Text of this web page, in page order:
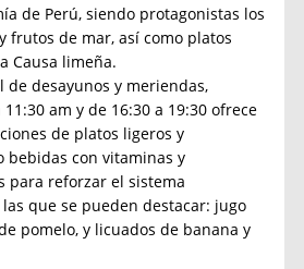
de Perú, siendo protagonistas los
frutos de mar, así como platos
Causa limeña.
de desayunos y meriendas,
am y de 16:30 a 19:30 ofrece
de platos ligeros y
bebidas con vitaminas y
para reforzar el sistema
que se pueden destacar: jugo
pomelo, y licuados de banana y